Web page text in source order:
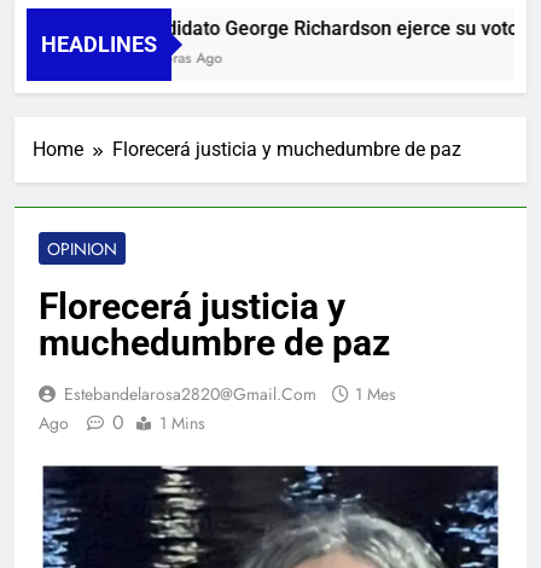
HEADLINES
Candidato George Richardson ejerce su voto y
10 Horas Ago
Home Florecerá justicia y muchedumbre de paz
OPINION
Florecerá justicia y
muchedumbre de paz
Estebandelarosa2820@gmail.com
1 Mes
Ago
0 1 Mins